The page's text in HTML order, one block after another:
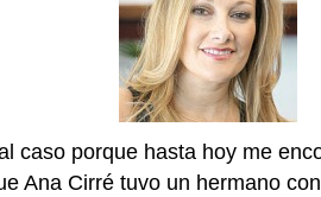
caso porque hasta hoy me
Ana Cirré tuvo un hermano